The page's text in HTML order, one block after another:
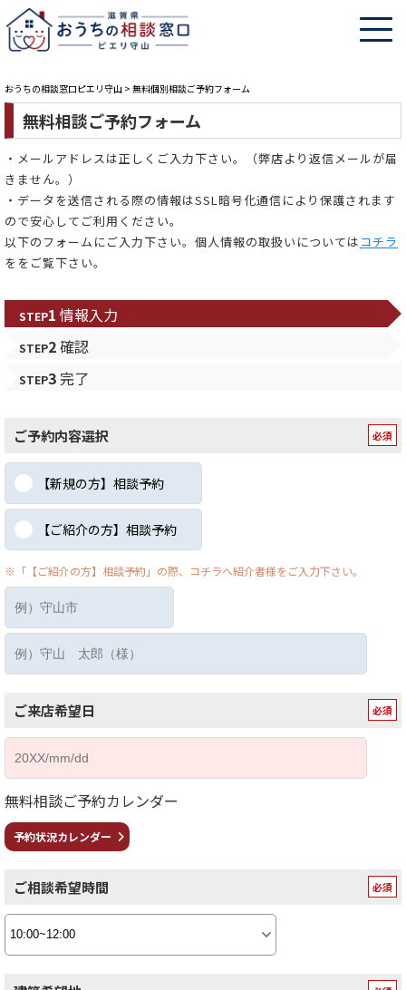
おうちの相談窓口ピエリ守山 > 無料個別相談ご予約フォーム
無料相談ご予約フォーム
・メールアドレスは正しくご入力下さい。（弊店より返信メールが届
きません。）
・データを送信される際の情報はSSL暗号化通信により保護されます
ので安心してご利用ください。
以下のフォームにご入力下さい。個人情報の取扱いについては コチラ
ををご覧下さい。
STEP1 情報入力
STEP2確認
STEP3 完了
ご予約内容選択
【新規の方】相談予約
【ご紹介の方】相談予約
※「【ご紹介の方】相談予約」の際、コチラへ紹介者様をご入力下さい。
ご来店希望日
無料相談ご予約カレンダー
予約状況カレンダー
ご相談希望時間